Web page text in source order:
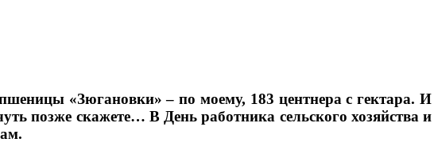
«Зюгановки» – по моему, 183 центнера с гектара. И
позже скажете… В День работника сельского хозяйства и